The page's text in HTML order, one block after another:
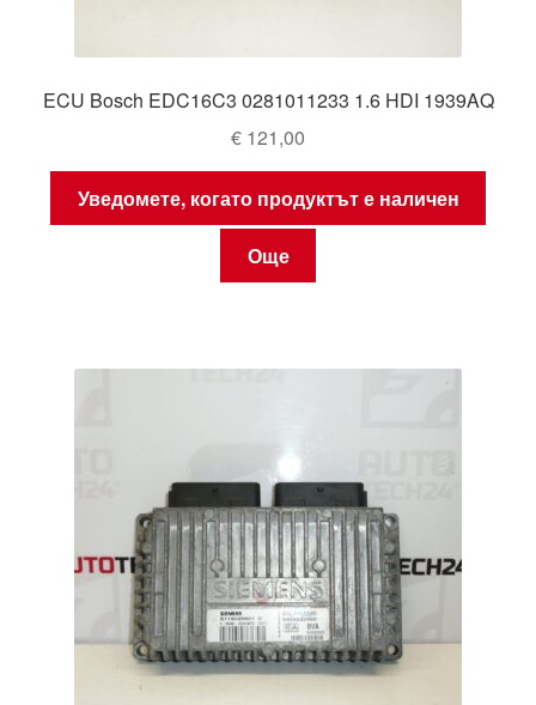
ECU Bosch EDC16C3 0281011233 1.6 HDI 1939AQ
€ 121,00
Уведомете, когато продуктът е наличен
Още